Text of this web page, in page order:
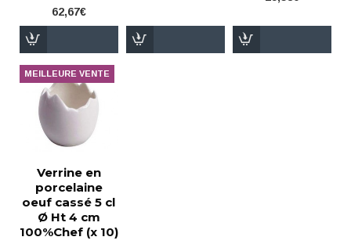
62,67€
MEILLEURE VENTE
Verrine en
porcelaine
oeuf cassé 5 cl
Ø Ht 4 cm
100%Chef (x 10)